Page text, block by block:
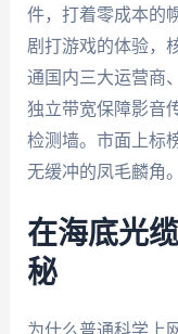
件，打着零成本的
剧打游戏的体验，
通国内三大运营商
独立带宽保障影音
检测墙。市面上标
无缓冲的凤毛麟角。
在海底光
秘